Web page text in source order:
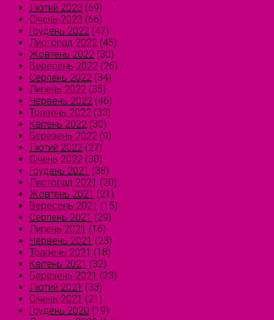
Лютий 2023 (69)
Січень 2023 (66)
Грудень 2022 (47)
Листопад 2022 (45)
Жовтень 2022 (30)
Вересень 2022 (26)
Серпень 2022 (34)
Липень 2022 (35)
Червень 2022 (46)
Травень 2022 (33)
Квітень 2022 (30)
Березень 2022 (9)
Лютий 2022 (27)
Січень 2022 (30)
Грудень 2021 (38)
Листопад 2021 (20)
Жовтень 2021 (21)
Вересень 2021 (15)
Серпень 2021 (29)
Липень 2021 (16)
Червень 2021 (23)
Травень 2021 (18)
Квітень 2021 (32)
Березень 2021 (23)
Лютий 2021 (33)
Січень 2021 (21)
Грудень 2020 (19)